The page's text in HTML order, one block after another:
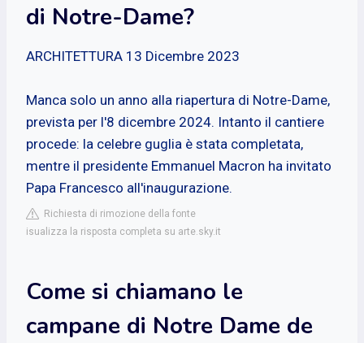
di Notre-Dame?
ARCHITETTURA 13 Dicembre 2023
Manca solo un anno alla riapertura di Notre-Dame,
prevista per l'8 dicembre 2024. Intanto il cantiere
procede: la celebre guglia è stata completata,
mentre il presidente Emmanuel Macron ha invitato
Papa Francesco all'inaugurazione.
Richiesta di rimozione della fonte
isualizza la risposta completa su arte.sky.it
Come si chiamano le
campane di Notre Dame de